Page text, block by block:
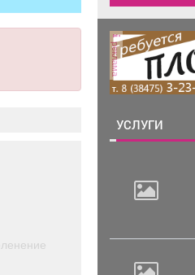
реклама
УСЛУГИ